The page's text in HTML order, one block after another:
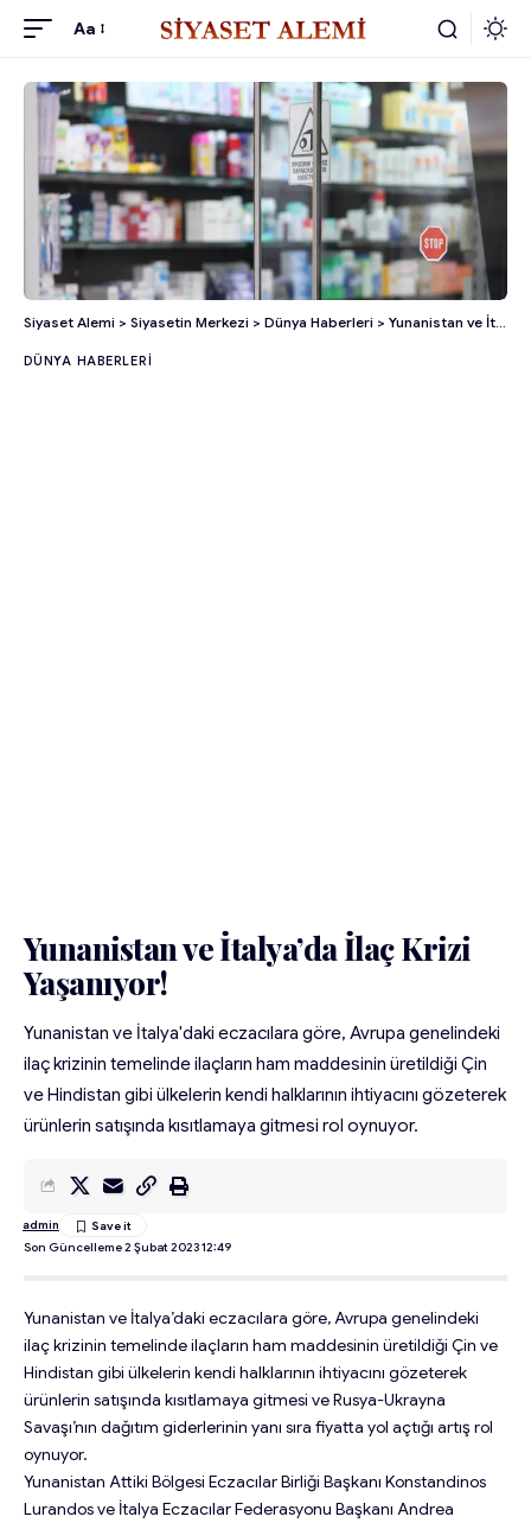
Aa
Siyaset Alemi > Siyasetin Merkezi > Dünya Haberleri > Yunanistan ve İtalya’da İlaç Krizi Yaşanıyor!
DÜNYA HABERLERI
Yunanistan ve İtalya’da İlaç Krizi
Yaşanıyor!
Yunanistan ve İtalya'daki eczacılara göre, Avrupa genelindeki
ilaç krizinin temelinde ilaçların ham maddesinin üretildiği Çin
ve Hindistan gibi ülkelerin kendi halklarının ihtiyacını gözeterek
ürünlerin satışında kısıtlamaya gitmesi rol oynuyor.
Son Güncelleme 2 Şubat 2023 12:49
admin
Yunanistan ve İtalya’daki eczacılara göre, Avrupa genelindeki
ilaç krizinin temelinde ilaçların ham maddesinin üretildiği Çin ve
Hindistan gibi ülkelerin kendi halklarının ihtiyacını gözeterek
ürünlerin satışında kısıtlamaya gitmesi ve Rusya-Ukrayna
Savaşı’nın dağıtım giderlerinin yanı sıra fiyatta yol açtığı artış rol
oynuyor.
Yunanistan Attiki Bölgesi Eczacılar Birliği Başkanı Konstandinos
Lurandos ve İtalya Eczacılar Federasyonu Başkanı Andrea